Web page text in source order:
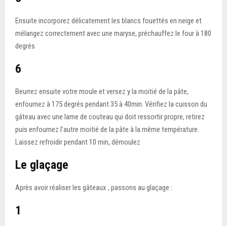
Ensuite incorporez délicatement les blancs fouettés en neige et
mélangez correctement avec une maryse, préchauffez le four à 180
degrés
6
Beurrez ensuite votre moule et versez y la moitié de la pâte,
enfournez à 175 degrés pendant 35 à 40min. Vérifiez la cuisson du
gâteau avec une lame de couteau qui doit ressortir propre, retirez
puis enfournez l’autre moitié de la pâte à la même température.
Laissez refroidir pendant 10 min, démoulez
Le glaçage
Après avoir réaliser les gâteaux , passons au glaçage :
1